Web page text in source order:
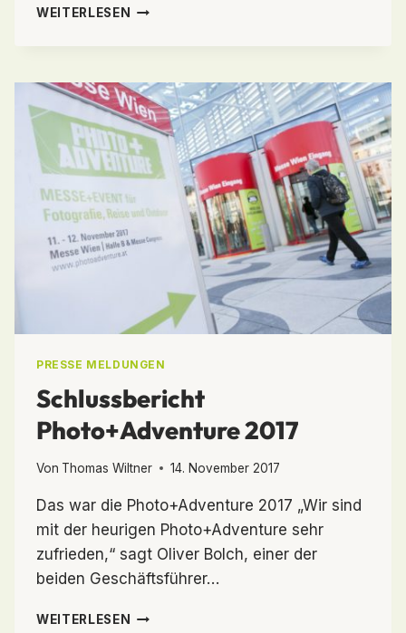
WEITERLESEN
ZUR
NOVEMBER
2018,
NOCH
BIS
30.
JUNI
ZUM
NORMALTARIF
ANMELDEN
PRESSE MELDUNGEN
Schlussbericht
Photo+Adventure 2017
Von Thomas Wiltner 14. November 2017
Das war die Photo+Adventure 2017 „Wir sind
mit der heurigen Photo+Adventure sehr
zufrieden,“ sagt Oliver Bolch, einer der
beiden Geschäftsführer…
WEITERLESEN
SCHLUSSBERICHT